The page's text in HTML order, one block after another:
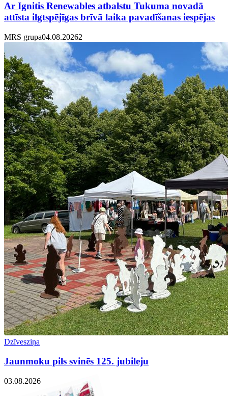
Ar Ignitis Renewables atbalstu Tukuma novadā
attīsta ilgtspējīgas brīvā laika pavadīšanas iespējas
MRS grupa04.08.20262
Dzīvesziņa
Jaunmoku pils svinēs 125. jubileju
03.08.2026